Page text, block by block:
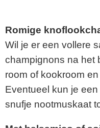
Romige
Wil je er een vollere
champignons na het
room of kookroom
Eventueel kun je
snufje nootmuskaat